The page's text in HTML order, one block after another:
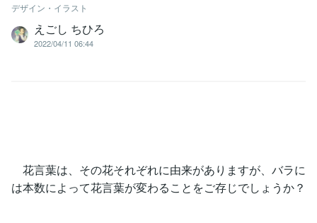
デザイン・イラスト
えごし ちひろ
2022/04/11 06:44
花言葉は、その花それぞれに由来がありますが、バラに
は本数によって花言葉が変わることをご存じでしょうか？